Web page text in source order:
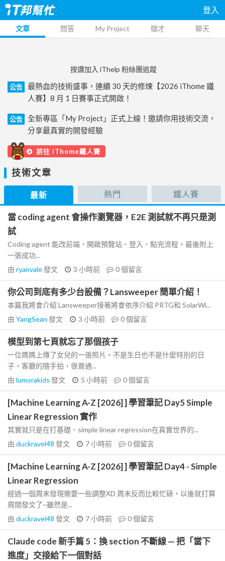
登入
文章 問答 My Project 徵才 聊天
按讚加入 iThelp 粉絲團追蹤
公告
最熱血的技術盛事，連續 30 天的修煉【2026 iThome 鐵
人賽】8 月 1 日賽事正式開啟！
公告
全新專區「My Project」正式上線！邀請你用技術交流，
分享最真實的開發經驗
前往 iThome鐵人賽
技術文章
最新 熱門 鐵人賽
當 coding agent 會操作瀏覽器，E2E 測試就不再只是測
試
Coding agent 能改前端、開啟預覽站、登入、點完流程，最後附上
一張成功...
由 ryanvale發文 3 小時前 0個留言
你公司到底有多少台設備？Lansweeper 簡單介紹！
本篇我將會介紹 Lansweeper接著將會依序介紹 PRTG和 SolarWi...
由 YangSean 發文 3 小時前 0個留言
模型到第七頁就忘了那個孩子
一位媽媽上傳了女兒的一張照片。不是生日也不是什麼特別的日
子，客廳的隨手拍，很普通...
由 lumorakids 發文 5 小時前 0個留言
[Machine Learning A-Z [2026] ] 學習筆記 Day5 Simple
Linear Regression 實作
其實就只是在打基礎、simple linear regression在真實世界的...
由 duckravel48 發文 7 小時前 0個留言
[Machine Learning A-Z [2026] ] 學習筆記 Day4 - Simple
Linear Regression
經過一個周末發現需要一些調整XD 周末反而比較忙碌，以後就打算
周間發文了~雖然是...
由 duckravel48 發文 7 小時前 0個留言
Claude code 新手篇 5：換 section 不斷線 — 把「當下
進度」交接給下一個對話